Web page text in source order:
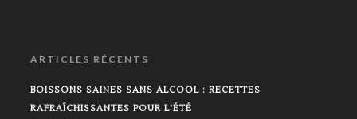
ARTICLES RÉCENTS
BOISSONS SAINES SANS ALCOOL : RECETTES
RAFRAÎCHISSANTES POUR L'ÉTÉ